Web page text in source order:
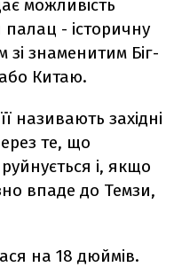
можливість
палац - історичну
знаменитим Біг-
або Китаю.
називають західні
те, що
і, якщо
впаде до Темзи,
на 18 дюймів.